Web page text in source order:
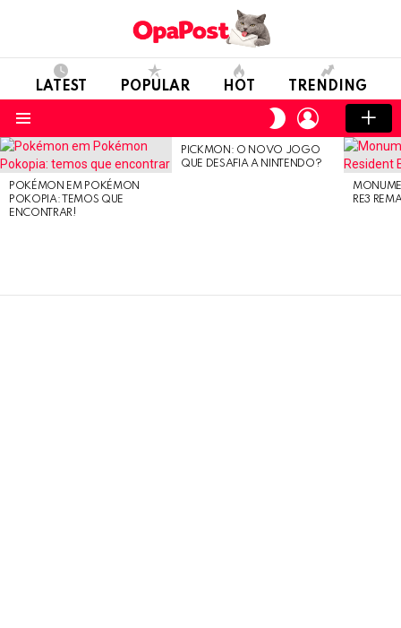
LATEST POPULAR HOT TRENDING
SWITCH
SKIN
LOGIN
LATEST
STORIES
POKÉMON EM POKÉMON
POKOPIA: TEMOS QUE
ENCONTRAR!
PICKMON: O NOVO JOGO
QUE DESAFIA A NINTENDO?
RE3